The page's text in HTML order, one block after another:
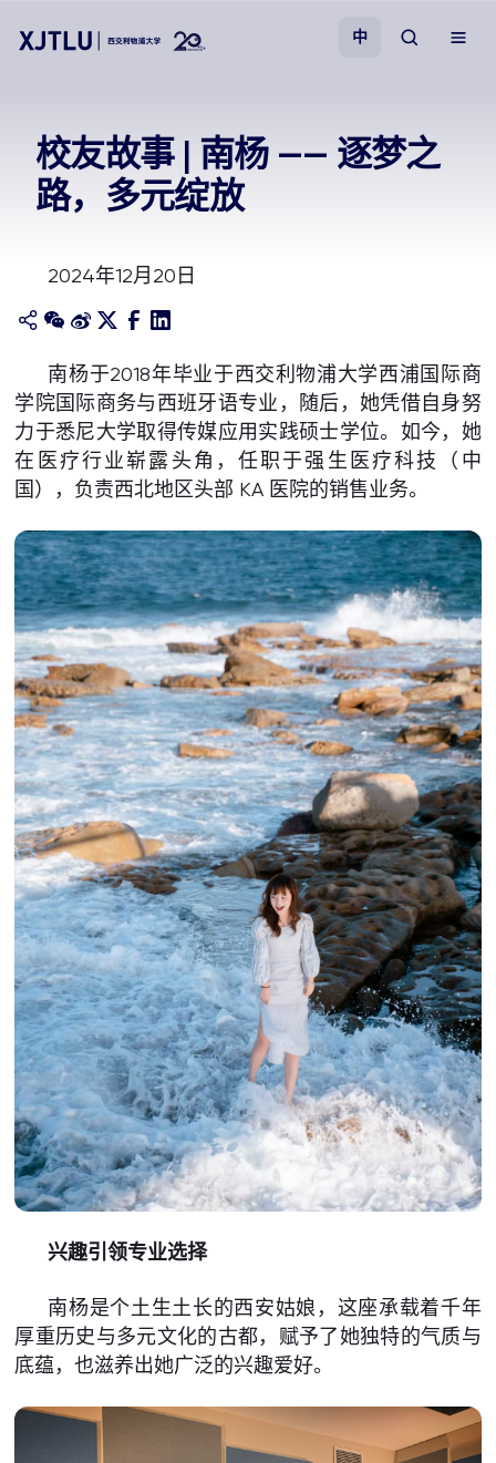
招生
学院
校园生活
关于我们
中
校友故事 | 南杨 —— 逐梦之
路，多元绽放
2024年12月20日
南杨于2018年毕业于西交利物浦大学西浦国际商
学院国际商务与西班牙语专业，随后，她凭借自身努
力于悉尼大学取得传媒应用实践硕士学位。如今，她
在医疗行业崭露头角，任职于强生医疗科技（中
国），负责西北地区头部 KA 医院的销售业务。
兴趣引领专业选择
南杨是个土生土长的西安姑娘，这座承载着千年
厚重历史与多元文化的古都，赋予了她独特的气质与
底蕴，也滋养出她广泛的兴趣爱好。